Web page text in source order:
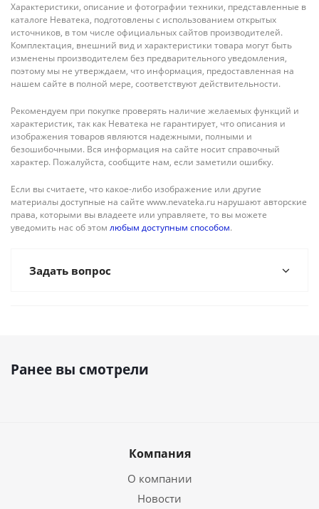
Характеристики, описание и фотографии техники, представленные в
каталоге Неватека, подготовлены с использованием открытых
источников, в том числе официальных сайтов производителей.
Комплектация, внешний вид и характеристики товара могут быть
изменены производителем без предварительного уведомления,
поэтому мы не утверждаем, что информация, предоставленная на
нашем сайте в полной мере, соответствуют действительности.
Рекомендуем при покупке проверять наличие желаемых функций и
характеристик, так как Неватека не гарантирует, что описания и
изображения товаров являются надежными, полными и
безошибочными. Вся информация на сайте носит справочный
характер. Пожалуйста, сообщите нам, если заметили ошибку.
Если вы считаете, что какое-либо изображение или другие
материалы доступные на сайте www.nevateka.ru нарушают авторские
права, которыми вы владеете или управляете, то вы можете
уведомить нас об этом любым доступным способом.
Задать вопрос
Ранее вы смотрели
Компания
О компании
Новости